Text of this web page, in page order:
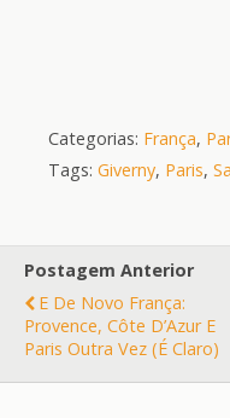
Categorias: França,
Tags: Giverny, Paris,
Postagem Anterior
E De Novo França:
Provence, Côte D’Azur E
Paris Outra Vez (é Claro)